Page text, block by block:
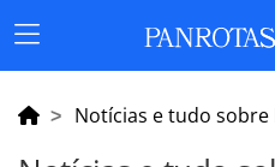
Menu
Principal
Notícias e tudo sobre